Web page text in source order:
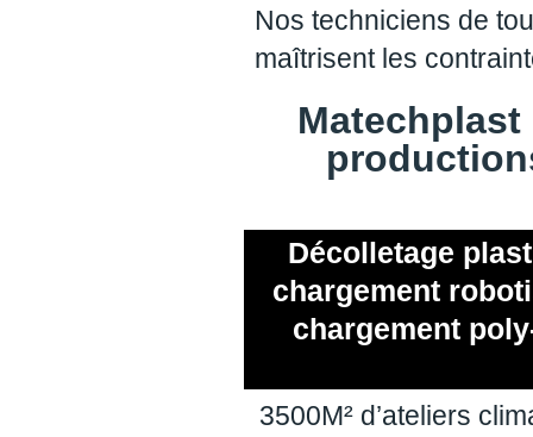
Nos techniciens de
maîtrisent les
Décolletage
chargement
chargement
3500M² d’ateliers